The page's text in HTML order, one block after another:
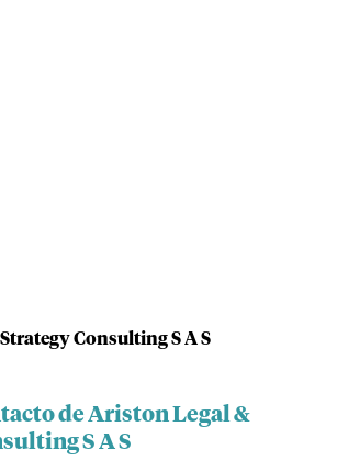
Consulting S A S
de Ariston Legal &
S A S